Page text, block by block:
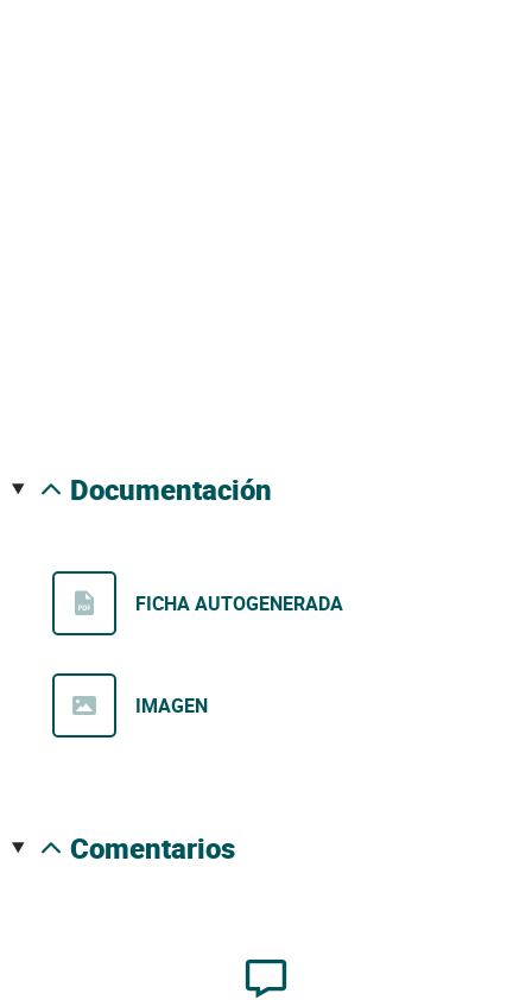
documentación
FICHA AUTOGENERADA
IMAGEN
comentarios